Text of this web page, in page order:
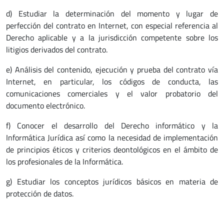
d) Estudiar la determinación del momento y lugar de
perfección del contrato en Internet, con especial referencia al
Derecho aplicable y a la jurisdicción competente sobre los
litigios derivados del contrato.
e) Análisis del contenido, ejecución y prueba del contrato vía
Internet, en particular, los códigos de conducta, las
comunicaciones comerciales y el valor probatorio del
documento electrónico.
f) Conocer el desarrollo del Derecho informático y la
Informática Jurídica así como la necesidad de implementación
de principios éticos y criterios deontológicos en el ámbito de
los profesionales de la Informática.
g) Estudiar los conceptos jurídicos básicos en materia de
protección de datos.